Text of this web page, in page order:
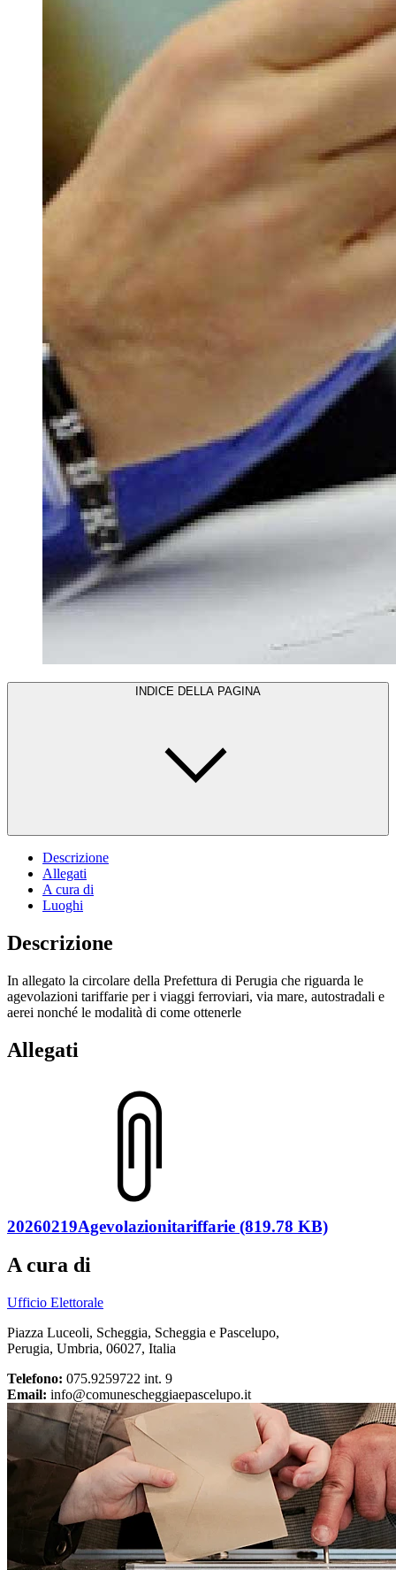
INDICE DELLA PAGINA
Descrizione
Allegati
A cura di
Luoghi
Descrizione
In allegato la circolare della Prefettura di Perugia che riguarda le
agevolazioni tariffarie per i viaggi ferroviari, via mare, autostradali e
aerei nonché le modalità di come ottenerle
Allegati
20260219Agevolazionitariffarie (819.78 KB)
A cura di
Ufficio Elettorale
Piazza Luceoli, Scheggia, Scheggia e Pascelupo,
Perugia, Umbria, 06027, Italia
Telefono: 075.9259722 int. 9
Email: info@comunescheggiaepascelupo.it